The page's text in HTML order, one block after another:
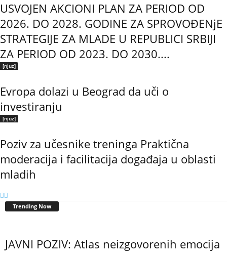
USVOJEN AKCIONI PLAN ZA PERIOD OD
2026. DO 2028. GODINE ZA SPROVOĐENjE
STRATEGIJE ZA MLADE U REPUBLICI SRBIJI
ZA PERIOD OD 2023. DO 2030....
[njuz]
Evropa dolazi u Beograd da uči o
investiranju
[njuz]
Poziv za učesnike treninga Praktična
moderacija i facilitacija događaja u oblasti
mladih
Trending Now
JAVNI POZIV: Atlas neizgovorenih emocija